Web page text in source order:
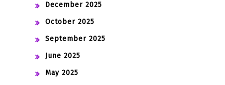
December 2025
October 2025
September 2025
June 2025
May 2025